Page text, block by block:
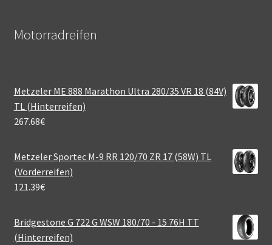
Motorradreifen
Metzeler ME 888 Marathon Ultra 280/35 VR 18 (84V)
TL (Hinterreifen)
267.68€
Metzeler Sportec M-9 RR 120/70 ZR 17 (58W) TL
(Vorderreifen)
121.39€
Bridgestone G 722 G WSW 180/70 - 15 76H TT
(Hinterreifen)